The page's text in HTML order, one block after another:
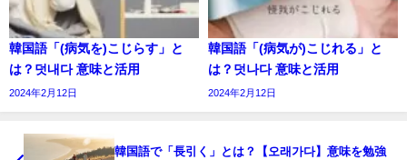
韓国語「(病気を)こじらす」と
は？덧내다 意味と活用
2024年2月12日
韓国語「(病気が)こじれる」と
は？덧나다 意味と活用
2024年2月12日
韓国語で「長引く」とは？【오래가다】意味を勉強